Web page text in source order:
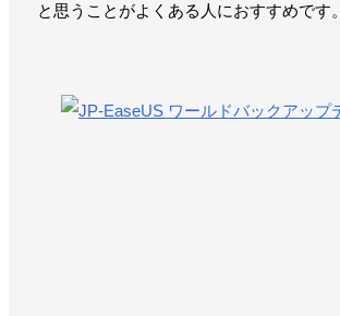
と思うことがよくある人におすすめです。